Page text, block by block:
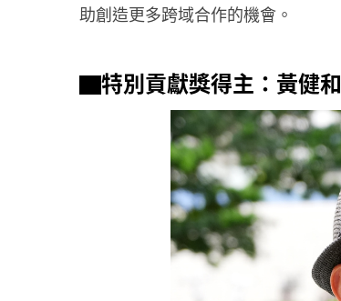
助創造更多跨域合作的機會。
▇特別貢獻獎得主：黃健和